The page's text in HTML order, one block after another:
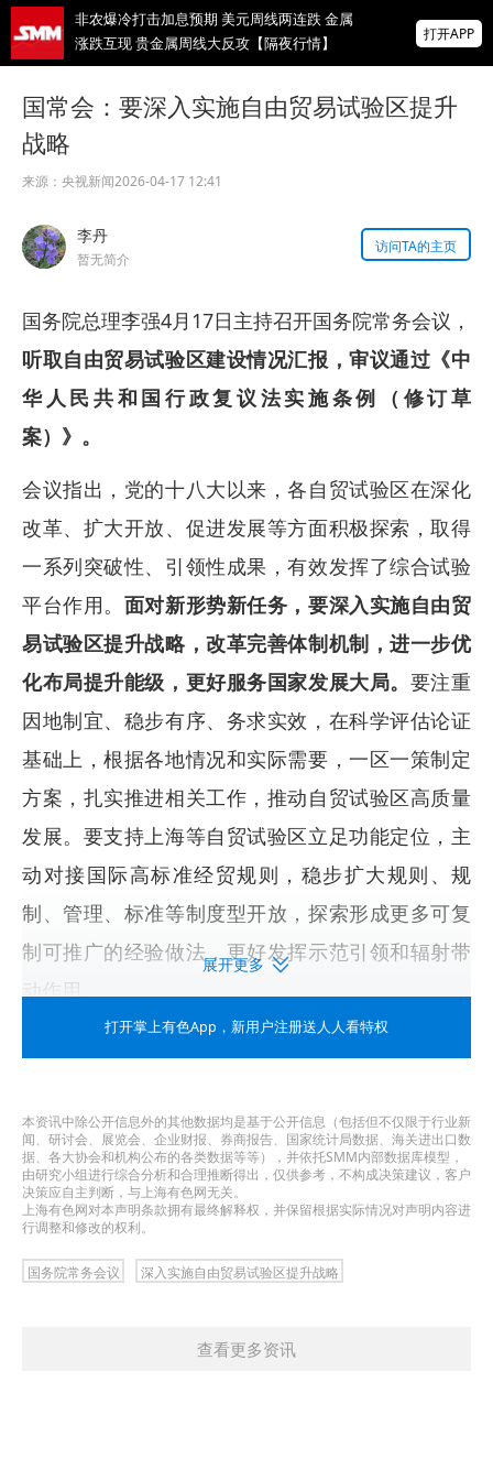
非农爆冷打击加息预期 美元周线两连跌 金属
涨跌互现 贵金属周线大反攻【隔夜行情】
寻锌行业破局发展新机遇
为有色行业打造的神器
打开APP
国常会：要深入实施自由贸易试验区提升
战略
来源： 央视新闻2026-04-17 12:41
李丹
暂无简介
访问TA的主页
国务院总理李强4月17日主持召开国务院常务会议，
听取自由贸易试验区建设情况汇报，审议通过《中
华人民共和国行政复议法实施条例（修订草
案）》。
会议指出，党的十八大以来，各自贸试验区在深化
改革、扩大开放、促进发展等方面积极探索，取得
一系列突破性、引领性成果，有效发挥了综合试验
平台作用。 面对新形势新任务，要深入实施自由贸
易试验区提升战略，改革完善体制机制，进一步优
化布局提升能级，更好服务国家发展大局。 要注重
因地制宜、稳步有序、务求实效，在科学评估论证
基础上，根据各地情况和实际需要，一区一策制定
方案，扎实推进相关工作，推动自贸试验区高质量
发展。要支持上海等自贸试验区立足功能定位，主
动对接国际高标准经贸规则，稳步扩大规则、规
制、管理、标准等制度型开放，探索形成更多可复
制可推广的经验做法，更好发挥示范引领和辐射带
动作用。
会议指出，行政复议是有效化解行政争议、保障群
进一步细化行政复议法有关规定，回应解决实践中
出现的新情况新问题，健全完善行政复议体制机
制，有利于促进更多行政争议在行政系统内部实质
性化解。各地区各部门要认真抓好贯彻落实，进一
步加强自我监督、规范行政行为，切实发挥行政复
展开更多
打开掌上有色App ，新用户注册送人人看特权
本资讯中除公开信息外的其他数据均是基于公开信息（包括但不仅限于行业新
闻、研讨会、展览会、企业财报、券商报告、国家统计局数据、海关进出口数
据、各大协会和机构公布的各类数据等等），并依托SMM内部数据库模型，
由研究小组进行综合分析和合理推断得出，仅供参考，不构成决策建议，客户
决策应自主判断，与上海有色网无关。
上海有色网对本声明条款拥有最终解释权，并保留根据实际情况对声明内容进
行调整和修改的权利。
国务院常务会议 深入实施自由贸易试验区提升战略
查看更多资讯